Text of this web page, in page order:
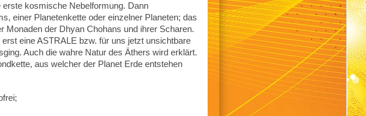
erste kosmische Nebelformung. Dann
einer Planetenkette oder einzelner Planeten; das
Monaden der Dhyan Chohans und ihrer Scharen.
eine ASTRALE bzw. für uns jetzt unsichtbare
Auch die wahre Natur des Äthers wird erklärt.
aus welcher der Planet Erde entstehen